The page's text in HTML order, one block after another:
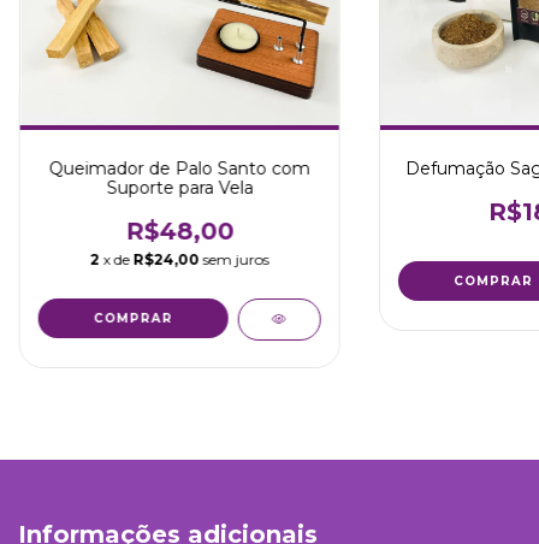
Queimador de Palo Santo com
Suporte para Vela
R$48,00
2 x de R$24,00 sem juros
COMPRAR
Defumação
COMPRAR
Informações adicionais